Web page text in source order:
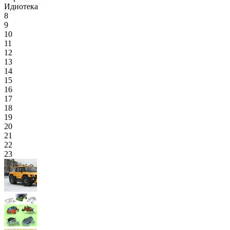
Идиотека
8
9
10
11
12
13
14
15
16
17
18
19
20
21
22
23